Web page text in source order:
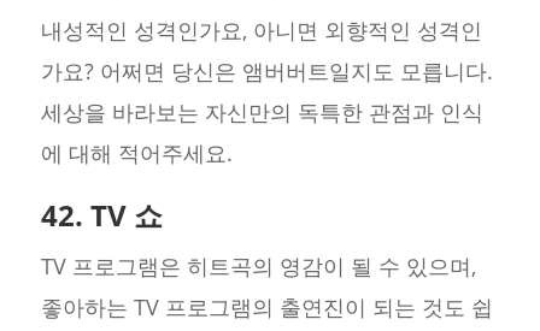
내성적인 성격인가요, 아니면 외향적인 성격인
가요? 어쩌면 당신은 앰버버트일지도 모릅니다.
세상을 바라보는 자신만의 독특한 관점과 인식
에 대해 적어주세요.
42. TV 쇼
TV 프로그램은 히트곡의 영감이 될 수 있으며,
좋아하는 TV 프로그램의 출연진이 되는 것도 쉽